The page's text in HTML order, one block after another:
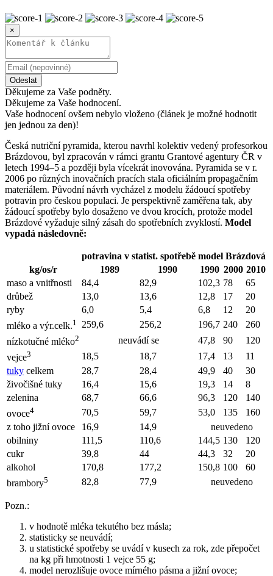
×
Odeslat
Děkujeme za Vaše podněty.
Děkujeme za Vaše hodnocení.
Vaše hodnocení ovšem nebylo vloženo (článek je možné hodnotit
jen jednou za den)!
Česká nutriční pyramida, kterou navrhl kolektiv vedený profesorkou
Brázdovou, byl zpracován v rámci grantu Grantové agentury ČR v
letech 1994–5 a později byla vícekrát inovována. Pyramida se v r.
2006 po různých inovačních pracích stala oficiálním propagačním
materiálem. Původní návrh vycházel z modelu žádoucí spotřeby
potravin pro českou populaci. Je perspektivně zaměřena tak, aby
žádoucí spotřeby bylo dosaženo ve dvou krocích, protože model
Brázdové vyžaduje silný zásah do spotřebních zvyklostí. Model
vypadá následovně:
potravina v statist. spotřebě model Brázdová
kg/os/r
1989 1990 1990 2000 2010
maso a vnitřnosti
84,4 82,9 102,3 78
65
drůbež
13,0 13,6 12,8 17
20
ryby
6,0 5,4 6,8 12
20
mléko a výr.celk.1 259,6 256,2 196,7 240
260
nízkotučné mléko2 neuvádí se 47,8 90
120
vejce3 18,5 18,7 17,4 13
11
tuky celkem 28,7 28,4 49,9 40
30
živočišné tuky
16,4 15,6 19,3 14
8
zelenina
68,7 66,6 96,3 120
140
ovoce4 70,5 59,7 53,0 135
160
z toho jižní ovoce
16,9 14,9
neuvedeno
obilniny
111,5 110,6 144,5 130
120
cukr
39,8 44 44,3 32
20
alkohol
170,8 177,2 150,8 100
60
brambory5 82,8 77,9 neuvedeno
Pozn.:
v hodnotě mléka tekutého bez másla;
statisticky se neuvádí;
u statistické spotřeby se uvádí v kusech za rok, zde přepočet
na kg při hmotnosti 1 vejce 55 g;
model nerozlišuje ovoce mírného pásma a jižní ovoce;